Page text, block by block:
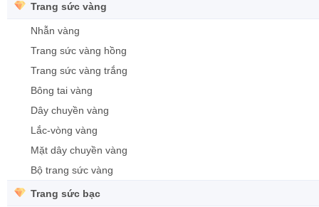
Trang sức vàng
Nhẫn vàng
Trang sức vàng hồng
Trang sức vàng trắng
Bông tai vàng
Dây chuyền vàng
Lắc-vòng vàng
Mặt dây chuyền vàng
Bộ trang sức vàng
Trang sức bạc